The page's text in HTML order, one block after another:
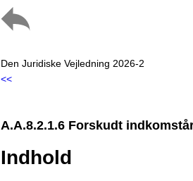
Den Juridiske Vejledning 2026-2
<<
A.A.8.2.1.6 Forskudt
Indhold